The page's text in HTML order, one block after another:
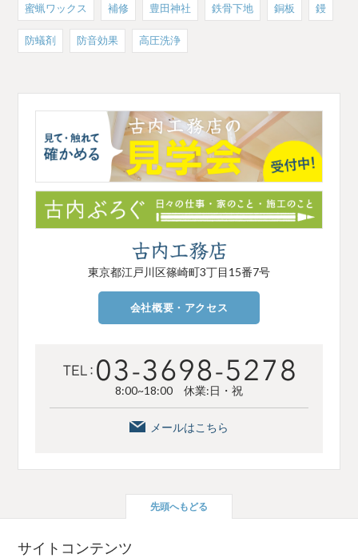
蜜蝋ワックス 補修 豊田神社 鉄骨下地 銅板 鏝
防蟻剤 防音効果 高圧洗浄
東京都江戸川区篠崎町3丁目15番7号
会社概要・アクセス
8:00~18:00 休業:日・祝
メールはこちら
先頭へもどる
サイトコンテンツ